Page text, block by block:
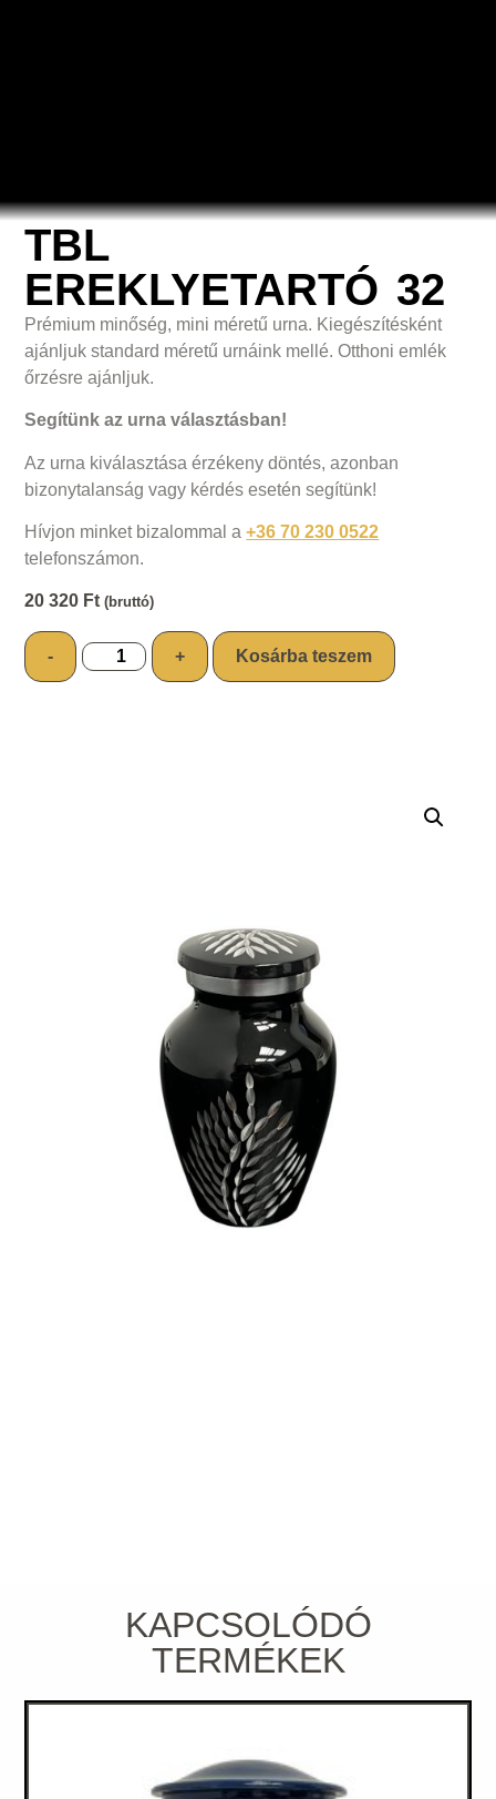
TBL
EREKLYETARTÓ 32
Prémium minőség, mini méretű urna. Kiegészítésként
ajánljuk standard méretű urnáink mellé. Otthoni emlék
őrzésre ajánljuk.
Segítünk az urna választásban!
Az urna kiválasztása érzékeny döntés, azonban
bizonytalanság vagy kérdés esetén segítünk!
Hívjon minket bizalommal a+36 70 230 0522
telefonszámon.
20 320 Ft (bruttó)
- + Kosárba teszem
KAPCSOLÓDÓ
TERMÉKEK